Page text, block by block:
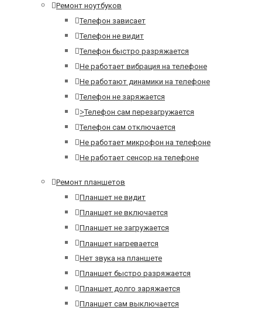
Ремонт ноутбуков
Телефон зависает
Телефон не видит
Телефон быстро разряжается
Не работает вибрация на телефоне
Не работают динамики на телефоне
Телефон не заряжается
>Телефон сам перезагружается
Телефон сам отключается
Не работает микрофон на телефоне
Не работает сенсор на телефоне
Ремонт планшетов
Планшет не видит
Планшет не включается
Планшет не загружается
Планшет нагревается
Нет звука на планшете
Планшет быстро разряжается
Планшет долго заряжается
Планшет сам выключается